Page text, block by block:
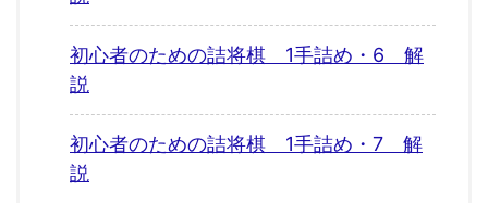
初心者のための詰将棋 1手詰め・6 解
説
初心者のための詰将棋 1手詰め・7 解
説